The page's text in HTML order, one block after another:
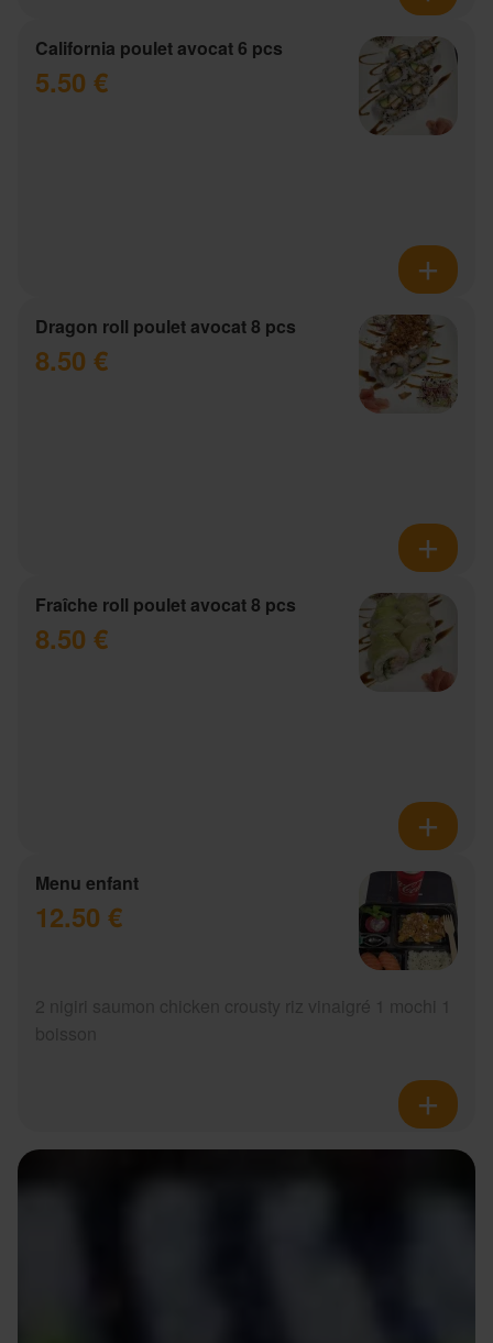
California poulet avocat 6 pcs
5.50 €
Dragon roll poulet avocat 8 pcs
8.50 €
Fraîche roll poulet avocat 8 pcs
8.50 €
Menu enfant
12.50 €